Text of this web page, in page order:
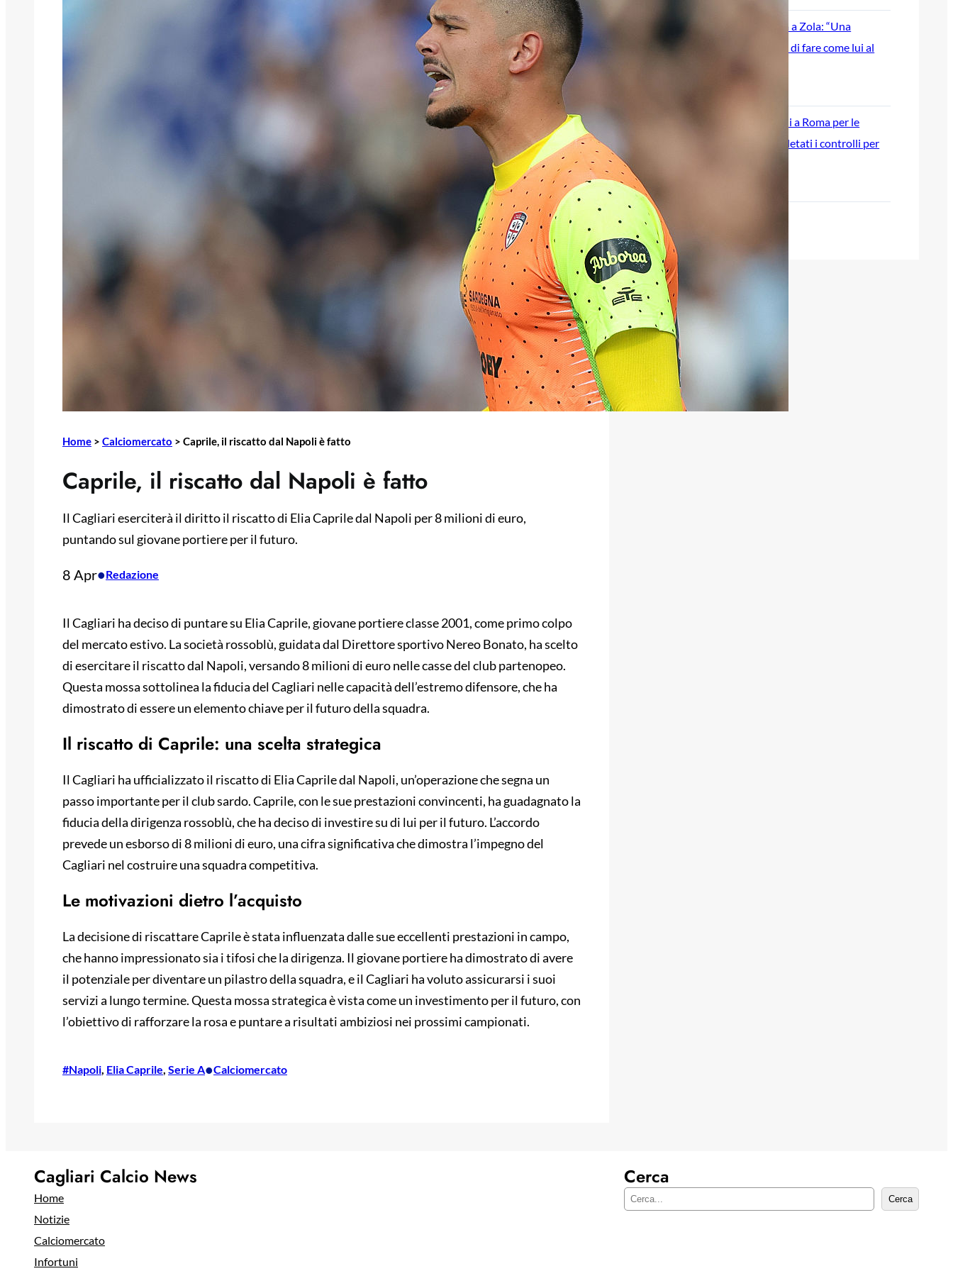
Home > Calciomercato > Caprile, il riscatto dal Napoli è fatto
Caprile, il riscatto dal Napoli è fatto
Il Cagliari eserciterà il diritto il riscatto di Elia Caprile dal Napoli per 8 milioni di euro,
puntando sul giovane portiere per il futuro.
8 Apr•Redazione
Il Cagliari ha deciso di puntare su Elia Caprile, giovane portiere classe 2001, come primo colpo
del mercato estivo. La società rossoblù, guidata dal Direttore sportivo Nereo Bonato, ha scelto
di esercitare il riscatto dal Napoli, versando 8 milioni di euro nelle casse del club partenopeo.
Questa mossa sottolinea la fiducia del Cagliari nelle capacità dell’estremo difensore, che ha
dimostrato di essere un elemento chiave per il futuro della squadra.
Il riscatto di Caprile: una scelta strategica
Il Cagliari ha ufficializzato il riscatto di Elia Caprile dal Napoli, un’operazione che segna un
passo importante per il club sardo. Caprile, con le sue prestazioni convincenti, ha guadagnato la
fiducia della dirigenza rossoblù, che ha deciso di investire su di lui per il futuro. L’accordo
prevede un esborso di 8 milioni di euro, una cifra significativa che dimostra l’impegno del
Cagliari nel costruire una squadra competitiva.
Le motivazioni dietro l’acquisto
La decisione di riscattare Caprile è stata influenzata dalle sue eccellenti prestazioni in campo,
che hanno impressionato sia i tifosi che la dirigenza. Il giovane portiere ha dimostrato di avere
il potenziale per diventare un pilastro della squadra, e il Cagliari ha voluto assicurarsi i suoi
servizi a lungo termine. Questa mossa strategica è vista come un investimento per il futuro, con
l’obiettivo di rafforzare la rosa e puntare a risultati ambiziosi nei prossimi campionati.
#Napoli, Elia Caprile, Serie A•Calciomercato
Palestra guarda a Zola: “Una
leggenda, spero di fare come lui al
Cagliari, Maldini a Roma per le
visite: già completati i controlli per
Cagliari Calcio News
Home
Notizie
Calciomercato
Infortuni
Cerca
C
Cerca